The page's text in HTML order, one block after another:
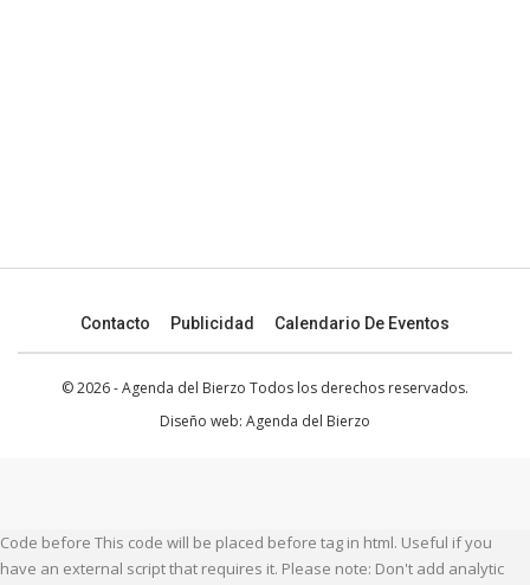
Contacto Publicidad Calendario De Eventos
© 2026 - Agenda del Bierzo Todos los derechos reservados.
Diseño web: Agenda del Bierzo
Code before This code will be placed before tag in html. Useful if you
have an external script that requires it. Please note: Don't add analytic